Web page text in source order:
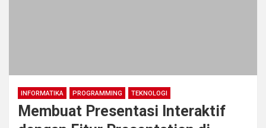
INFORMATIKA PROGRAMMING TEKNOLOGI
Membuat Presentasi Interaktif